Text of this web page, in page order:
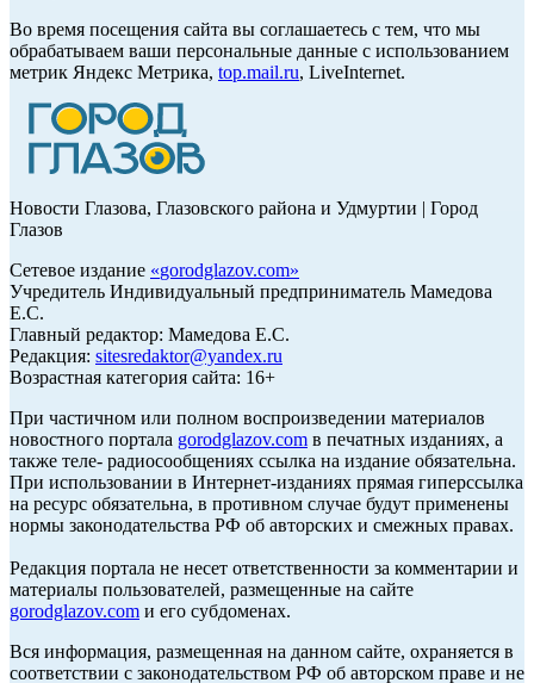
Во время посещения сайта вы соглашаетесь с тем, что мы
обрабатываем ваши персональные данные с использованием
метрик Яндекс Метрика, top.mail.ru, LiveInternet.
Новости Глазова, Глазовского района и Удмуртии | Город
Глазов
Сетевое издание «gorodglazov.com»
Учредитель Индивидуальный предприниматель Мамедова
Е.С.
Главный редактор: Мамедова Е.С.
Редакция: sitesredaktor@yandex.ru
Возрастная категория сайта: 16+
При частичном или полном воспроизведении материалов
новостного портала gorodglazov.com в печатных изданиях, а
также теле- радиосообщениях ссылка на издание обязательна.
При использовании в Интернет-изданиях прямая гиперссылка
на ресурс обязательна, в противном случае будут применены
нормы законодательства РФ об авторских и смежных правах.
Редакция портала не несет ответственности за комментарии и
материалы пользователей, размещенные на сайте
gorodglazov.com и его субдоменах.
Вся информация, размещенная на данном сайте, охраняется в
соответствии с законодательством РФ об авторском праве и не